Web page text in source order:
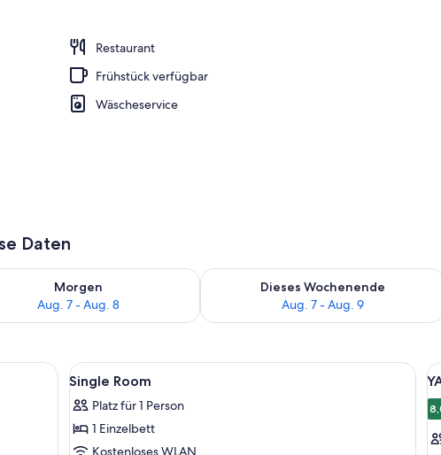
Restaurant
Frühstück verfügbar
Wäscheservice
Daten
6 - Aug. 7.
Morgen
Aug. 7 - Aug. 8
die Verfügbarkeit für morgen, Aug. 7 - Aug. 8.
Dieses Wochenende
Aug. 7 - Aug. 9
Überprüfe die Verfügbarkeit für
mit einem großen Spiegel, einem Waschbecken und einer Sitzbank mit Kissen.
Alle
Fotos
für
Single
Hochwertige Bettwaren,
2
Single Room
Platz für 1 Person
1 Einzelbett
Kostenloses WLAN